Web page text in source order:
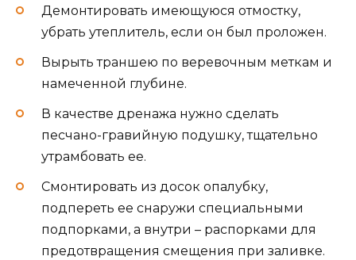
Демонтировать имеющуюся отмостку,
убрать утеплитель, если он был проложен.
Вырыть траншею по веревочным меткам и
намеченной глубине.
В качестве дренажа нужно сделать
песчано-гравийную подушку, тщательно
утрамбовать ее.
Смонтировать из досок опалубку,
подпереть ее снаружи специальными
подпорками, а внутри – распорками для
предотвращения смещения при заливке.